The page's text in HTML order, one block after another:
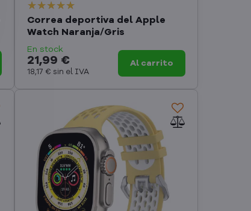
Correa deportiva del Apple
Watch Naranja/Gris
En stock
21,99 €
18,17 € sin el IVA
Al carrito